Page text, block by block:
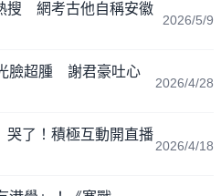
搜 網考古他自稱安徽
2026/5/9
臉超腫 謝君豪吐心
2026/4/28
哭了！積極互動開直播
2026/4/18